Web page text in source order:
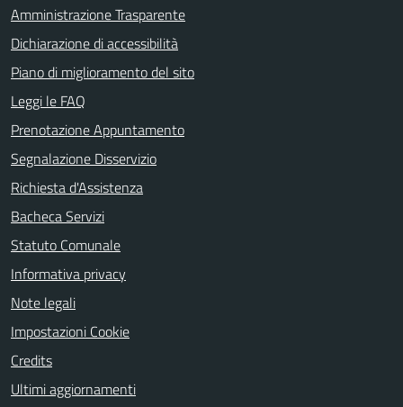
Amministrazione Trasparente
Dichiarazione di accessibilità
Piano di miglioramento del sito
Leggi le FAQ
Prenotazione Appuntamento
Segnalazione Disservizio
Richiesta d'Assistenza
Bacheca Servizi
Statuto Comunale
Informativa privacy
Note legali
Impostazioni Cookie
Credits
Ultimi aggiornamenti